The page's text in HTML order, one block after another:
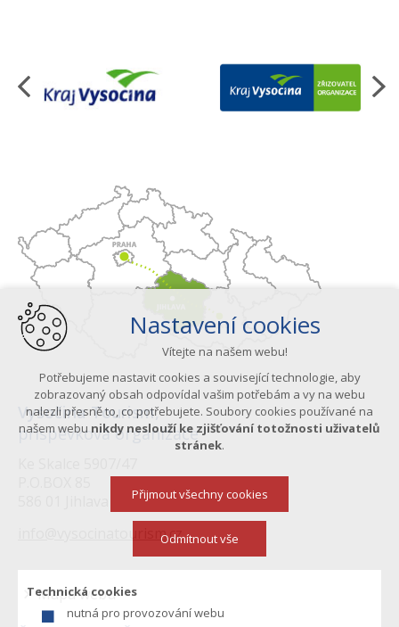
Vysočina Tourism,
příspěvková organizace
info@vysocinatourism.cz
Mapa webu
Nastavení cookies
Vítejte na našem webu!
Potřebujeme nastavit cookies a související technologie, aby
zobrazovaný obsah odpovídal vašim potřebám a vy na webu
nalezli přesně to, co potřebujete. Soubory cookies používané na
našem webu nikdy neslouží ke zjišťování totožnosti uživatelů
stránek.
Technická cookies
nutná pro provozování webu
Přijmout všechny cookies
Odmítnout vše